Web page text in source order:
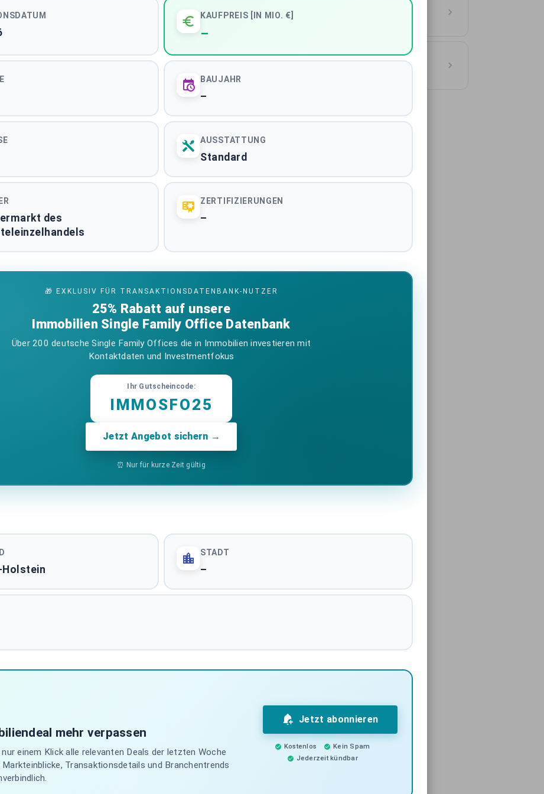
BUNDESWEITE ASSETKLASSE
Immobilientransaktionen Hamburg
ALLE 61 MARKTBERICHTE ANZEIGEN
Datenschutzerklärung
KAUFPREIS [IN MIO. €]
–
BAUJAHR
–
AUSSTATTUNG
Standard
des
ZERTIFIZIERUNGEN
–
🎁 EXKLUSIV FÜR TRANSAKTIONSDATENBANK-NUTZER
25% Rabatt auf unsere
Immobilien Single Family Office Datenbank
Über 200 deutsche Single Family Offices die in Immobilien investieren mit
Kontaktdaten und Investmentfokus
Ihr Gutscheincode:
IMMOSFO25
Jetzt Angebot sichern →
⏰ Nur für kurze Zeit gültig
Holstein
STADT
–
mehr verpassen
einem Klick alle relevanten Deals der letzten Woche
Markteinblicke, Transaktionsdetails und Branchentrends
Jetzt abonnieren
Kostenlos
Kein Spam
Jederzeit kündbar